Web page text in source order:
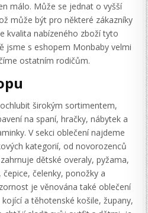
málo. Může se jednat o vyšší
může být pro některé zákazníky
kvalita nabízeného zboží tyto
jsme s eshopem Monbaby velmi
ostatním rodičům.
širokým sortimentem,
na spaní, hračky, nábytek a
V sekci oblečení najdeme
kategorií, od novorozenců
dětské overaly, pyžama,
čelenky, ponožky a
je věnována také oblečení
a těhotenské košile, župany,